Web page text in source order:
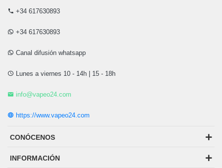
+34 617630893
+34 617630893
Canal difusión whatsapp
Lunes a viernes 10 - 14h | 15 - 18h
info@vapeo24.com
https://www.vapeo24.com
CONÓCENOS
INFORMACIÓN